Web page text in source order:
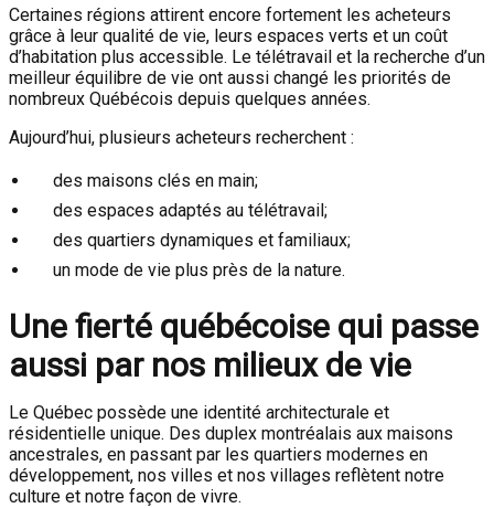
Certaines régions attirent encore fortement les acheteurs
grâce à leur qualité de vie, leurs espaces verts et un coût
d’habitation plus accessible. Le télétravail et la recherche d’un
meilleur équilibre de vie ont aussi changé les priorités de
nombreux Québécois depuis quelques années.
Aujourd’hui, plusieurs acheteurs recherchent :
des maisons clés en main;
des espaces adaptés au télétravail;
des quartiers dynamiques et familiaux;
un mode de vie plus près de la nature.
Une fierté québécoise qui passe
aussi par nos milieux de vie
Le Québec possède une identité architecturale et
résidentielle unique. Des duplex montréalais aux maisons
ancestrales, en passant par les quartiers modernes en
développement, nos villes et nos villages reflètent notre
culture et notre façon de vivre.